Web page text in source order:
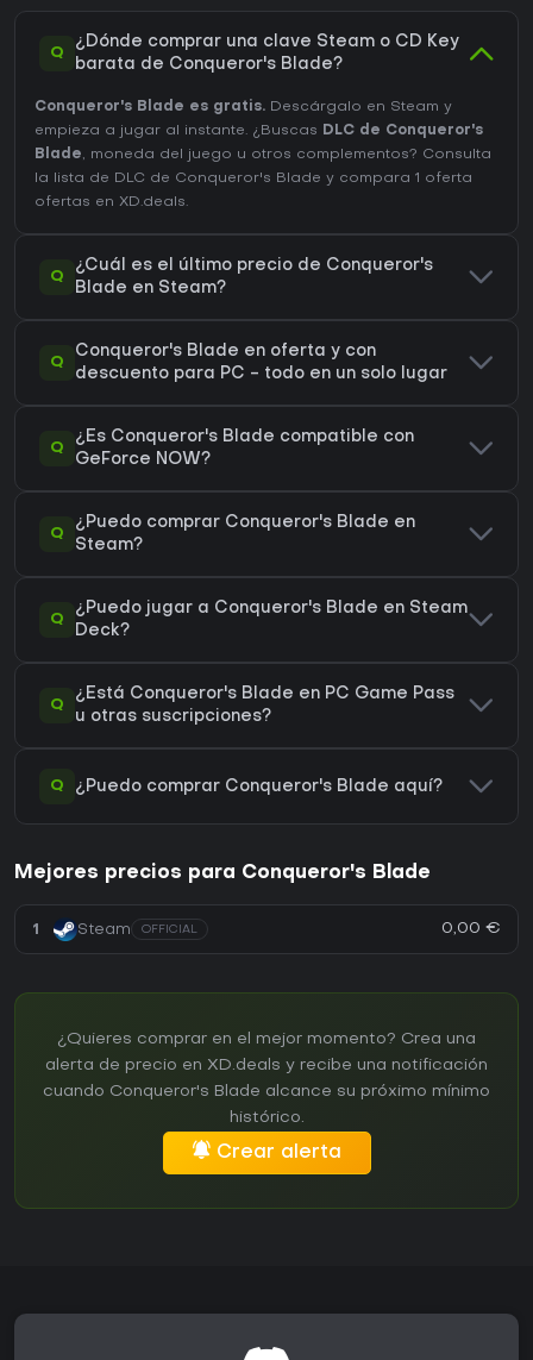
Q
¿Dónde comprar una clave Steam o CD Key
barata de Conqueror's Blade?
Conqueror's Blade es gratis. Descárgalo en Steam y
empieza a jugar al instante. ¿Buscas DLC de Conqueror's
Blade, moneda del juego u otros complementos? Consulta
la lista de DLC de Conqueror's Blade y compara 1 oferta
ofertas en XD.deals.
Q
¿Cuál es el último precio de Conqueror's
Blade en Steam?
Q
Conqueror's Blade en oferta y con
descuento para PC - todo en un solo lugar
Q
¿Es Conqueror's Blade compatible con
GeForce NOW?
Q
¿Puedo comprar Conqueror's Blade en
Steam?
Q
¿Puedo jugar a Conqueror's Blade en Steam
Deck?
Q
¿Está Conqueror's Blade en PC Game Pass
u otras suscripciones?
Q ¿Puedo comprar Conqueror's Blade aquí?
Mejores precios para Conqueror's Blade
1 Steam OFFICIAL 0,00 €
¿Quieres comprar en el mejor momento? Crea una
alerta de precio en XD.deals y recibe una notificación
cuando Conqueror's Blade alcance su próximo mínimo
histórico.
Crear alerta